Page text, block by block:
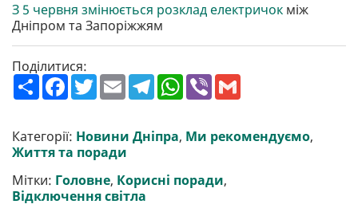
З 5 червня змінюється розклад електричок між
Дніпром та Запоріжжям
Поділитися:
П
о
р
и
т
F
a
b
o
o
T
w
t
e
r
E
m
l
T
e
g
r
W
h
s
A
V
r l
Категорії: Новини Дніпра, Ми рекомендуємо,
Життя та поради
Мітки: Головне, Корисні поради,
Відключення світла